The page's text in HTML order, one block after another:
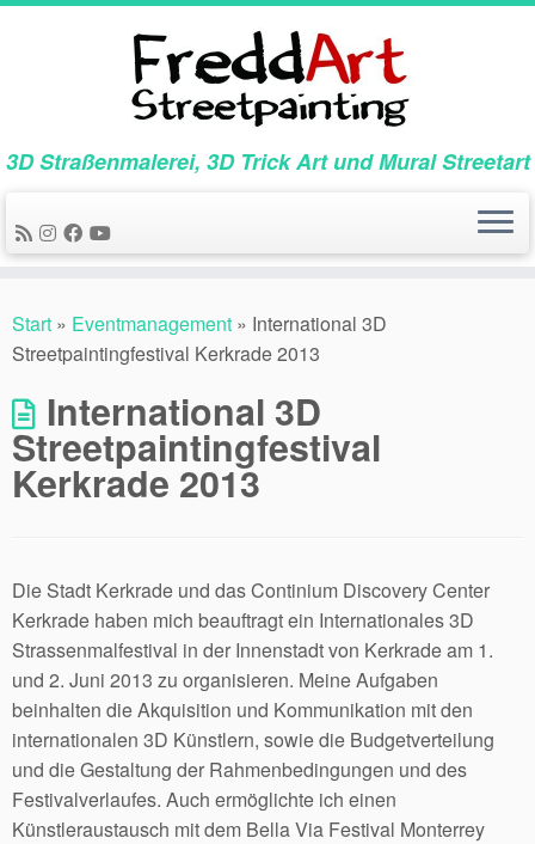
Zum
3D Straßenmalerei, 3D Trick Art und Mural Streetart
Start » Eventmanagement » International 3D
Streetpaintingfestival Kerkrade 2013
International 3D
Streetpaintingfestival
Kerkrade 2013
Die Stadt Kerkrade und das Continium Discovery Center
Kerkrade haben mich beauftragt ein Internationales 3D
Strassenmalfestival in der Innenstadt von Kerkrade am 1.
und 2. Juni 2013 zu organisieren. Meine Aufgaben
beinhalten die Akquisition und Kommunikation mit den
internationalen 3D Künstlern, sowie die Budgetverteilung
und die Gestaltung der Rahmenbedingungen und des
Festivalverlaufes. Auch ermöglichte ich einen
Künstleraustausch mit dem Bella Via Festival Monterrey